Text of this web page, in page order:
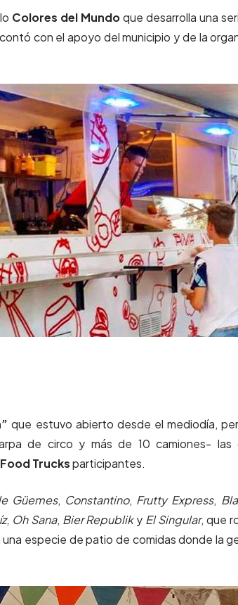
Colores del Mundoque desarrolla una
con el apoyo del municipio y de la
que estuvo abierto desde el mediodía,
de circo y más de 10 camiones- las
Food Trucksparticipantes.
Güemes, Constantino, Frutty Express,
, Oh Sana, Bier Republiky El Singular, que
especie de patio de comidas donde la